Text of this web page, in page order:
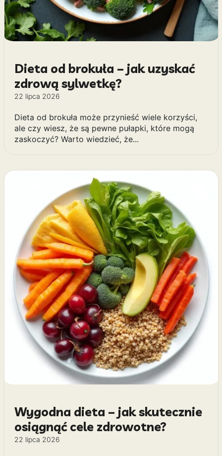
Dieta od brokuła – jak uzyskać
zdrową sylwetkę?
22 lipca 2026
Dieta od brokuła może przynieść wiele korzyści,
ale czy wiesz, że są pewne pułapki, które mogą
zaskoczyć? Warto wiedzieć, że...
Wygodna dieta – jak skutecznie
osiągnąć cele zdrowotne?
22 lipca 2026